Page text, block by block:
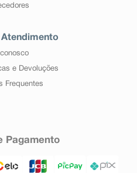
e Devoluções
Frequentes
Pagamento